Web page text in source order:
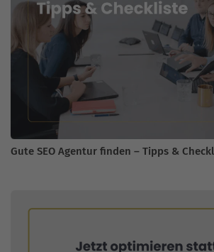
Gute SEO Agentur finden – Tipps &